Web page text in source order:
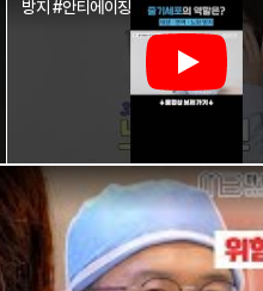
방지 #안티에이징